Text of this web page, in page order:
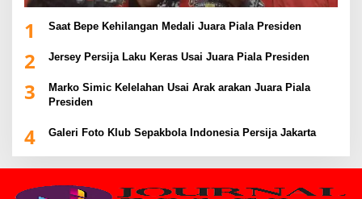
1 Saat Bepe Kehilangan Medali Juara Piala Presiden
2 Jersey Persija Laku Keras Usai Juara Piala Presiden
3
Marko Simic Kelelahan Usai Arak arakan Juara Piala
Presiden
4 Galeri Foto Klub Sepakbola Indonesia Persija Jakarta